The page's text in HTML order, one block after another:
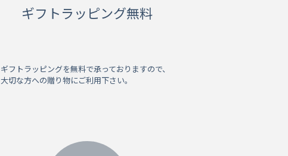
ギフトラッピング無料
ギフトラッピングを無料で承っておりますので、
大切な方への贈り物にご利用下さい。